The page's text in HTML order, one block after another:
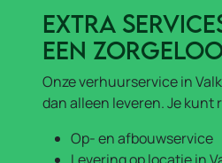
Extra
een
Onze verhuurservice in
dan alleen leveren. Je kunt
Op- en afbouwservice
Levering op locatie in